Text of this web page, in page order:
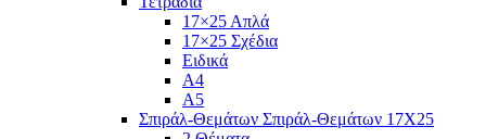
17×25 Απλά
17×25 Σχέδια
Ειδικά
Α4
Α5
Σπιράλ-Θεμάτων Σπιράλ-Θεμάτων 17Χ25